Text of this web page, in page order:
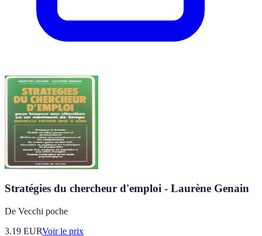
Stratégies du chercheur d'emploi - Laurène Genain
De Vecchi poche
3.19 EURVoir le prix